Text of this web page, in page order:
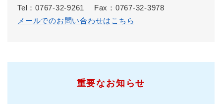
Tel：0767-32-9261
Fax：0767-32-3978
メールでのお問い合わせはこちら
重要なお知らせ